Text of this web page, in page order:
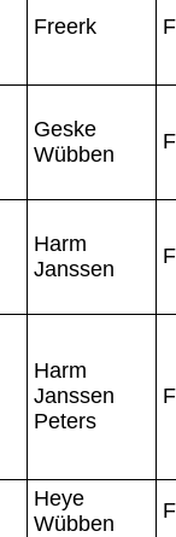
Freerk
Geske
Wübben
Harm
Janssen
Harm
Janssen
Peters
Heye
Wübben